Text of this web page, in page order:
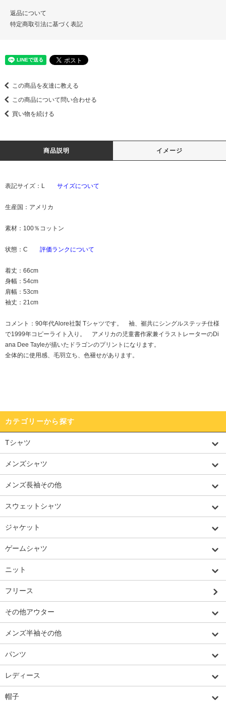
返品について
特定商取引法に基づく表記
この商品を友達に教える
この商品について問い合わせる
買い物を続ける
商品説明 イメージ
表記サイズ：L サイズについて
生産国：アメリカ
素材：100％コットン
状態：C 評価ランクについて
着丈：66cm
身幅：54cm
肩幅：53cm
袖丈：21cm
コメント：90年代Alore社製 Tシャツです。 袖、裾共にシングルステッチ仕様
で1999年コピーライト入り。 アメリカの児童書作家兼イラストレーターのDi
ana Dee Tayleが描いたドラゴンのプリントになります。
全体的に使用感、毛羽立ち、色褪せがあります。
カテゴリーから探す
Tシャツ
メンズシャツ
メンズ長袖その他
スウェットシャツ
ジャケット
ゲームシャツ
ニット
フリース
その他アウター
メンズ半袖その他
パンツ
レディース
帽子